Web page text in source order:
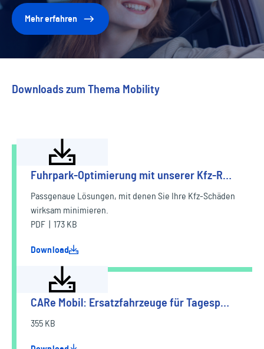
Mehr erfahren
Downloads zum Thema Mobility
Fuhrpark-Optimierung mit unserer Kfz-R…
Passgenaue Lösungen, mit denen Sie Ihre Kfz-Schäden
wirksam minimieren.
PDF | 173 KB
Download
CARe Mobil: Ersatzfahrzeuge für Tagesp…
355 KB